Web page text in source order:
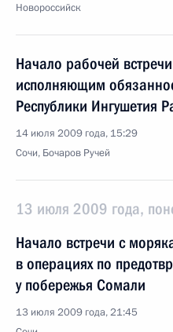
Новороссийск
Начало рабочей
исполняющим
Республики Ингушетия
14 июля 2009 года, 15:29
Сочи, Бочаров Ручей
13 июля 2009 года,
Начало встречи с
в операциях по
у побережья Сомали
13 июля 2009 года, 21:45